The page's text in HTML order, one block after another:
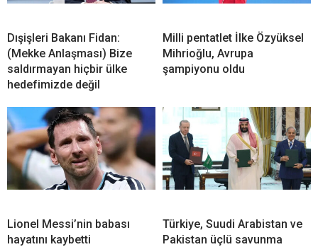
Dışişleri Bakanı Fidan:
(Mekke Anlaşması) Bize
saldırmayan hiçbir ülke
hedefimizde değil
Milli pentatlet İlke Özyüksel
Mihrioğlu, Avrupa
şampiyonu oldu
Lionel Messi’nin babası
hayatını kaybetti
Türkiye, Suudi Arabistan ve
Pakistan üçlü savunma